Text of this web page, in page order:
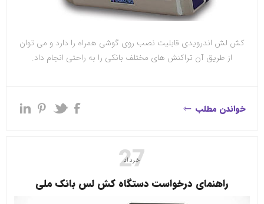
کش لش اندرویدی قابلیت نصب روی گوشی همراه را دارد و می توان
از طریق آن تراکنش های مختلف بانکی را به راحتی انجام داد.
خواندن مطلب
27
خرداد
راهنمای درخواست دستگاه کش لس بانک ملی